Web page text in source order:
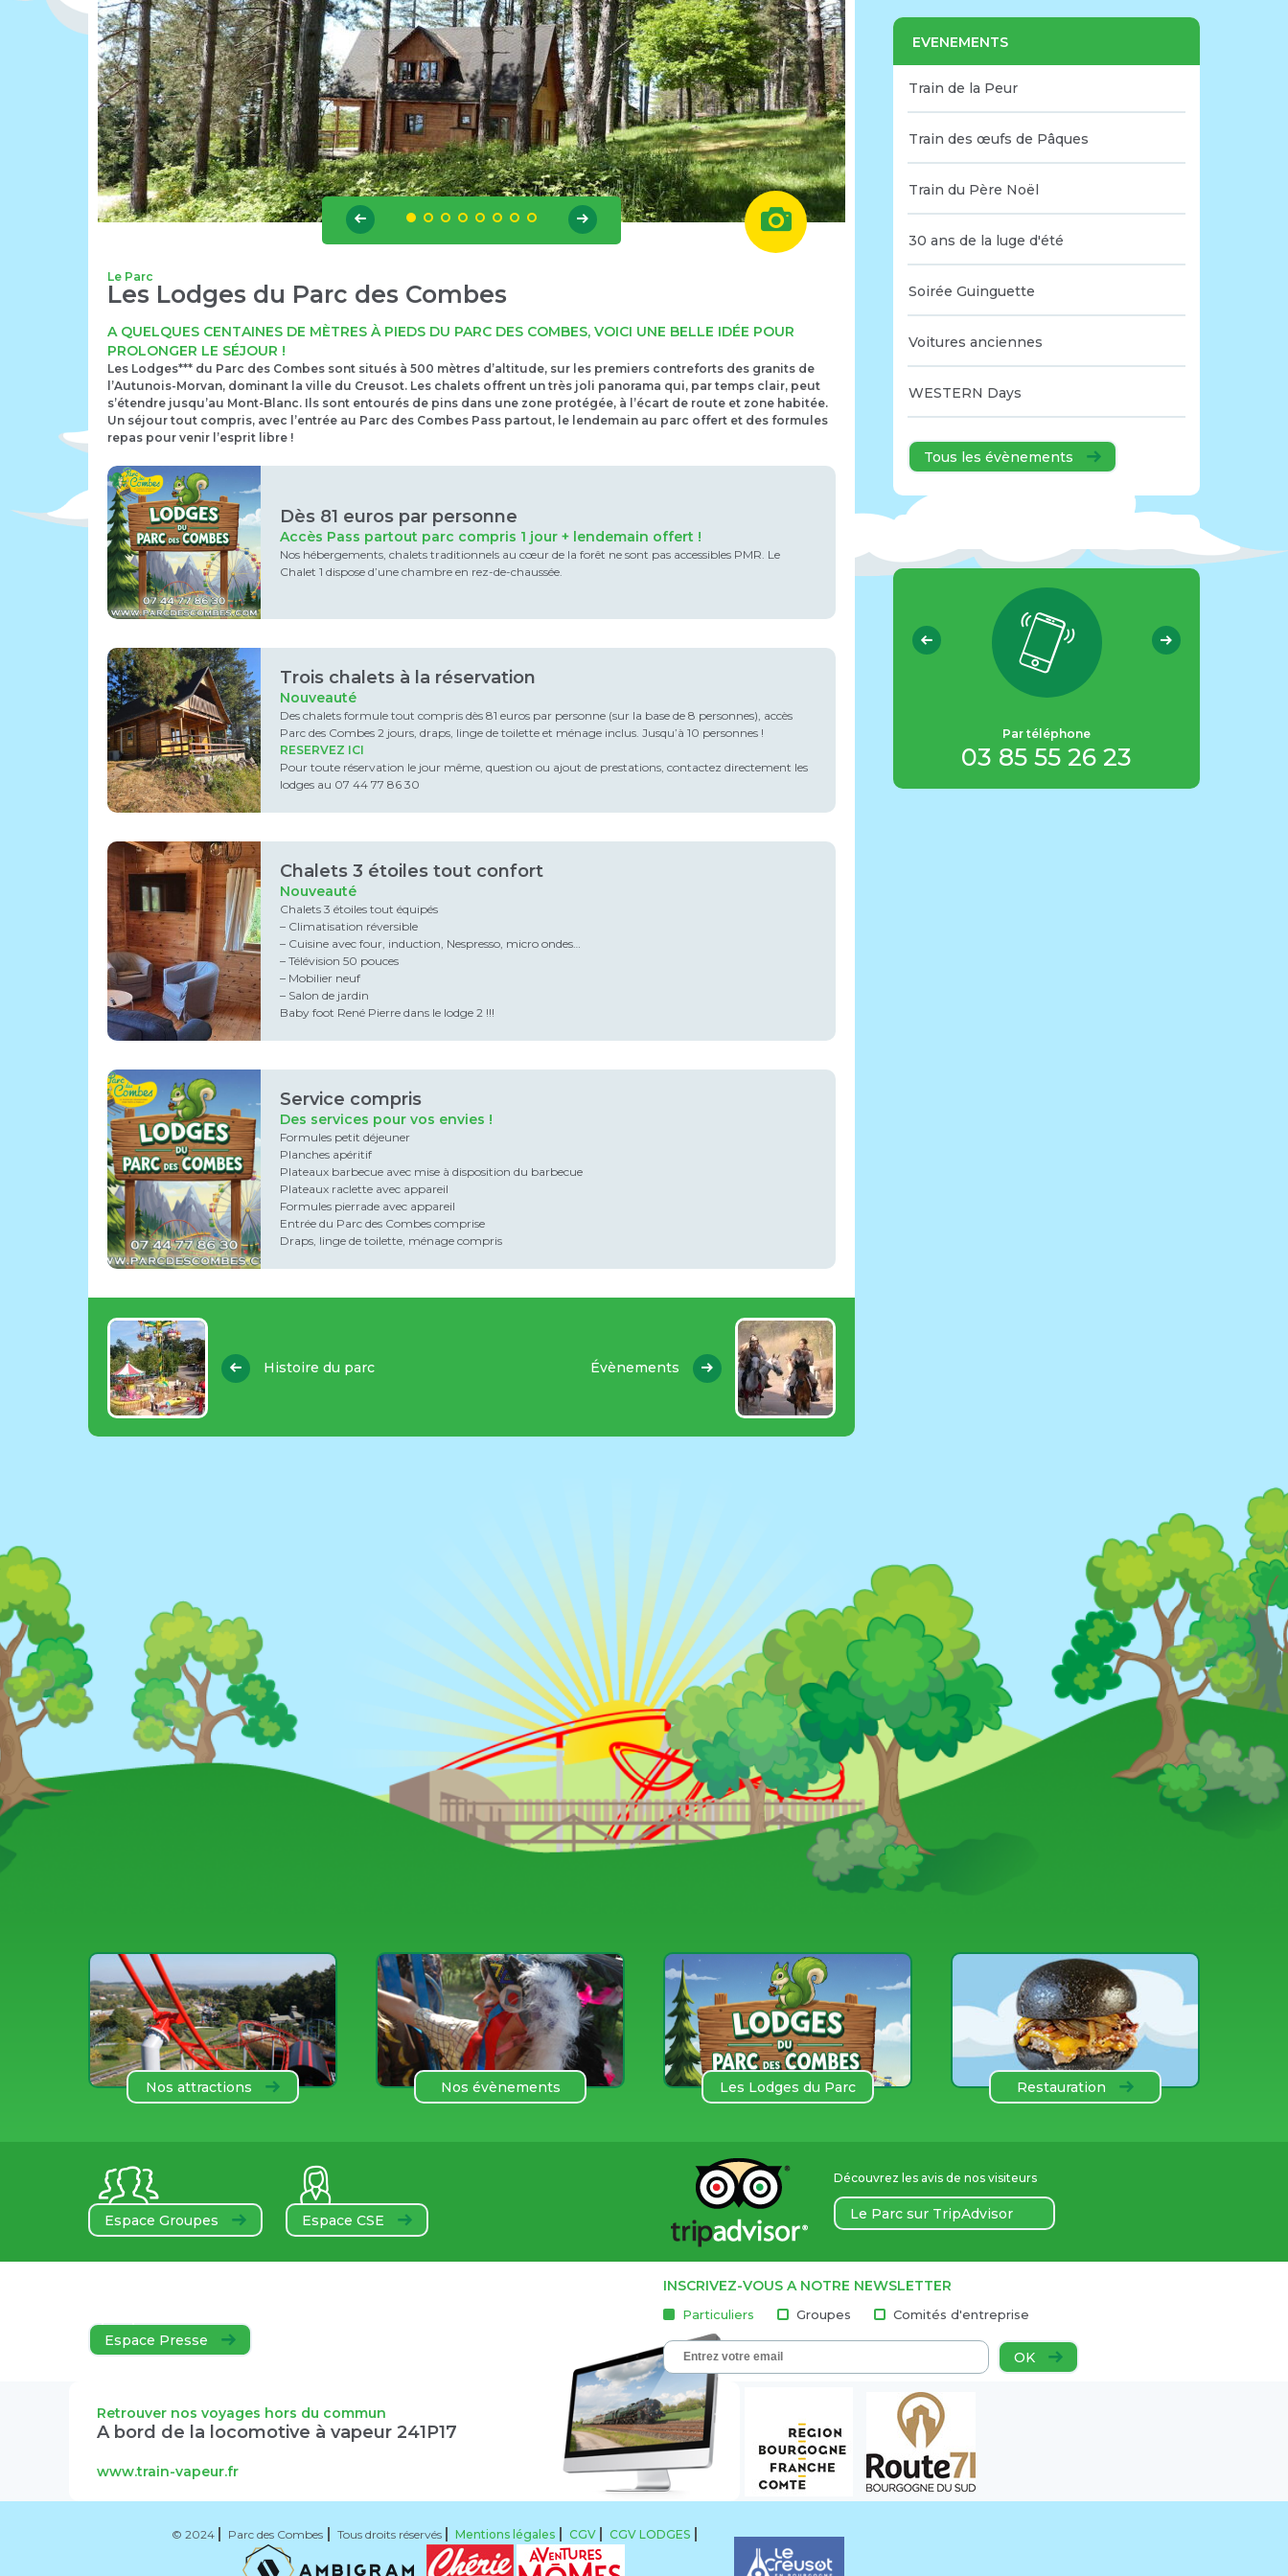
Le Parc
Les Lodges du Parc des Combes
A QUELQUES CENTAINES DE MÈTRES À PIEDS DU PARC DES COMBES, VOICI UNE BELLE IDÉE POUR
PROLONGER LE SÉJOUR !
Les Lodges*** du Parc des Combes sont situés à 500 mètres d’altitude, sur les premiers contreforts des granits de
l’Autunois-Morvan, dominant la ville du Creusot. Les chalets offrent un très joli panorama qui, par temps clair, peut
s’étendre jusqu’au Mont-Blanc. Ils sont entourés de pins dans une zone protégée, à l’écart de route et zone habitée.
Un séjour tout compris, avec l’entrée au Parc des Combes Pass partout, le lendemain au parc offert et des formules
repas pour venir l’esprit libre !
Dès 81 euros par personne
Accès Pass partout parc compris 1 jour + lendemain offert !
Nos hébergements, chalets traditionnels au cœur de la forêt ne sont pas accessibles PMR. Le
Chalet 1 dispose d’une chambre en rez-de-chaussée.
Trois chalets à la réservation
Nouveauté
Des chalets formule tout compris dès 81 euros par personne (sur la base de 8 personnes), accès
Parc des Combes 2 jours, draps, linge de toilette et ménage inclus. Jusqu’à 10 personnes !
RESERVEZ ICI
Pour toute réservation le jour même, question ou ajout de prestations, contactez directement les
lodges au 07 44 77 86 30
Chalets 3 étoiles tout confort
Nouveauté
Chalets 3 étoiles tout équipés
– Climatisation réversible
– Cuisine avec four, induction, Nespresso, micro ondes…
– Télévision 50 pouces
– Mobilier neuf
– Salon de jardin
Baby foot René Pierre dans le lodge 2 !!!
Service compris
Des services pour vos envies !
Formules petit déjeuner
Planches apéritif
Plateaux barbecue avec mise à disposition du barbecue
Plateaux raclette avec appareil
Formules pierrade avec appareil
Entrée du Parc des Combes comprise
Draps, linge de toilette, ménage compris
Histoire du parc Évènements
EVENEMENTS
Train de la Peur
Train des œufs de Pâques
Train du Père Noël
30 ans de la luge d'été
Soirée Guinguette
Voitures anciennes
WESTERN Days
Tous les évènements
Rue des Pyrénées,
71200 Le Creusot
Par téléphone
03 85 55 26 23
Nos attractions Nos évènements
Les Lodges du Parc
Restauration
Espace Groupes Espace CSE
Espace Presse
Découvrez les avis de nos visiteurs
Le Parc sur TripAdvisor
INSCRIVEZ-VOUS A NOTRE NEWSLETTER
Particuliers Groupes Comités d'entreprise
OK
Retrouver nos voyages hors du commun
A bord de la locomotive à vapeur 241P17
www.train-vapeur.fr
© 2024 Parc des Combes Tous droits réservés Mentions légales CGV CGV LODGES